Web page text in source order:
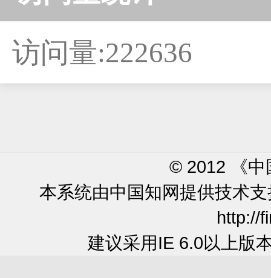
访问量:222636
© 2012 《中
本系统由中国知网提供技术
http://
建议采用IE 6.0以上版